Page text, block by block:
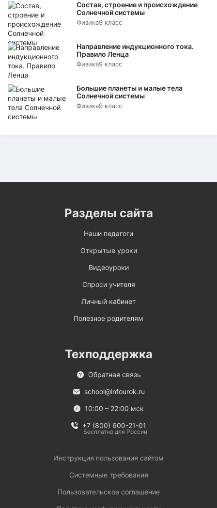
Состав, строение и происхождение
Солнечной системы
Физика9 класс
Направление индукционного тока.
Правило Ленца
Физика9 класс
Большие планеты и малые тела
Солнечной системы
Физика9 класс
Разделы сайта
Наши педагоги
Открытые уроки
Видеоуроки
Спроси учителя
Личный кабинет
Полезное родителям
Техподдержка
Обратная связь
school@infourok.ru
10:00 – 22:00 мск
+7 (800) 600-21-01
Бесплатно для России
Инструкция пользования сайтом
Системные требования
Пользовательское соглашение